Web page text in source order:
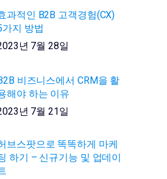
과적인 B2B 고객경험(CX)
가지 방법
년 7월 28일
비즈니스에서 CRM을 활
해야 하는 이유
년 7월 21일
브스팟으로 똑똑하게 마케
하기 – 신규기능 및 업데이